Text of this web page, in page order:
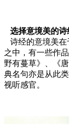
选择意境美的诗
诗经的意境美在
之中，有一些作
野有蔓草》、《
典名句亦是从此
视听感官。